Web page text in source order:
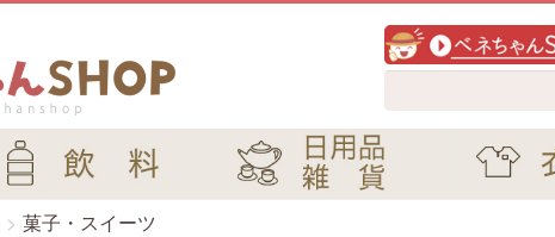
菓子・スイーツ